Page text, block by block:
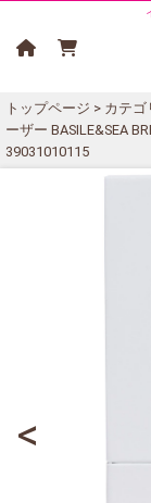
トップページ > カテゴ
ーザー BASILE&SEA
39031010115